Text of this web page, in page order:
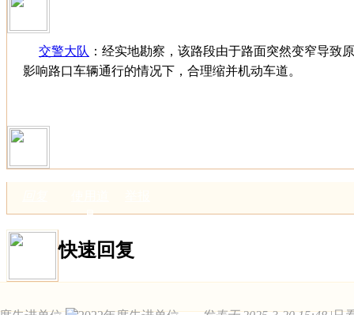
交警大队 ： 经实地勘察，该路段由于路面突然变窄导致
影响路口车辆通行的情况下，合理缩并机动车道。
具
快速回复